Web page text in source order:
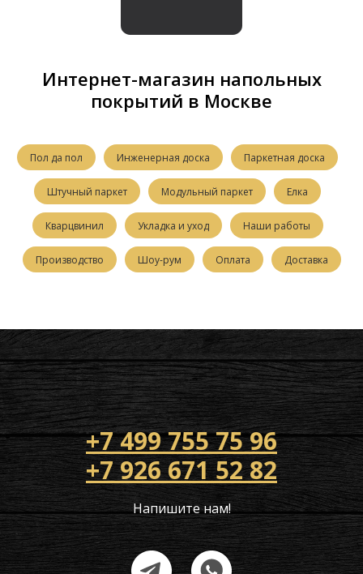
Интернет-магазин напольных
покрытий в Москве
Пол да пол Инженерная доска Паркетная доска
Штучный паркет Модульный паркет Елка
Кварцвинил Укладка и уход Наши работы
Производство Шоу-рум Оплата Доставка
+7 499 755 75 96
+7 926 671 52 82
Напишите нам!